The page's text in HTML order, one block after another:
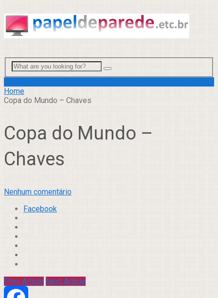
Home
Copa do Mundo – Chaves
Copa do Mundo –
Chaves
Nenhum comentário
Facebook
Prev Article Next Article